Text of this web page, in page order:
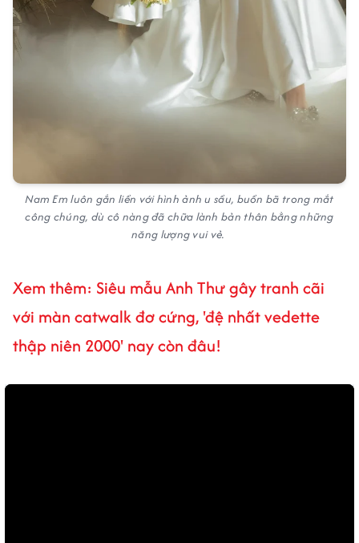
Nam Em luôn gắn liền với hình ảnh u sầu, buồn bã trong mắt
công chúng, dù cô nàng đã chữa lành bản thân bằng những
năng lượng vui vẻ.
Xem thêm: Siêu mẫu Anh Thư gây tranh cãi
với màn catwalk đơ cứng, 'đệ nhất vedette
thập niên 2000' nay còn đâu!